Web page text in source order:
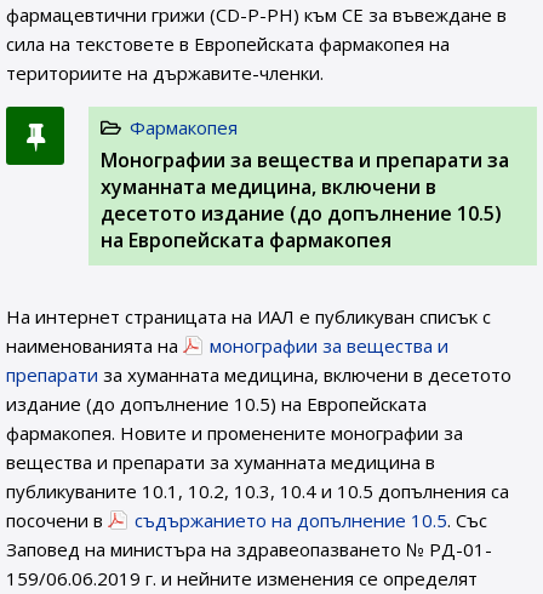
фармацевтични грижи (CD-P-PH) към СЕ за въвеждане в
сила на текстовете в Европейската фармакопея на
териториите на държавите-членки.
Фармакопея
Монографии за вещества и препарати за
хуманната медицина, включени в
десетото издание (до допълнение 10.5)
на Европейската фармакопея
На интернет страницата на ИАЛ e публикуван списък с
наименованията на
монографии за вещества и
препарати за хуманната медицина, включени в десетото
издание (до допълнение 10.5) на Европейската
фармакопея. Новите и променените монографии за
вещества и препарати за хуманната медицина в
публикуваните 10.1, 10.2, 10.3, 10.4 и 10.5 допълнения са
посочени в
съдържанието на допълнение 10.5. Със
Заповед на министъра на здравеопазването № РД-01-
159/06.06.2019 г. и нейните изменения се определят